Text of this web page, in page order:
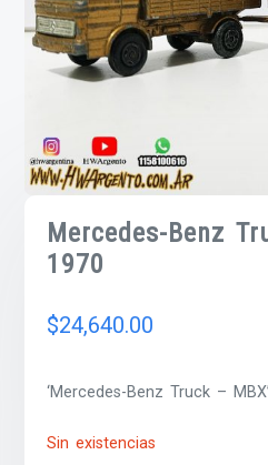
Mercedes-Benz
1970
$24,640.00
‘Mercedes-Benz Truck – MBX’
Sin existencias